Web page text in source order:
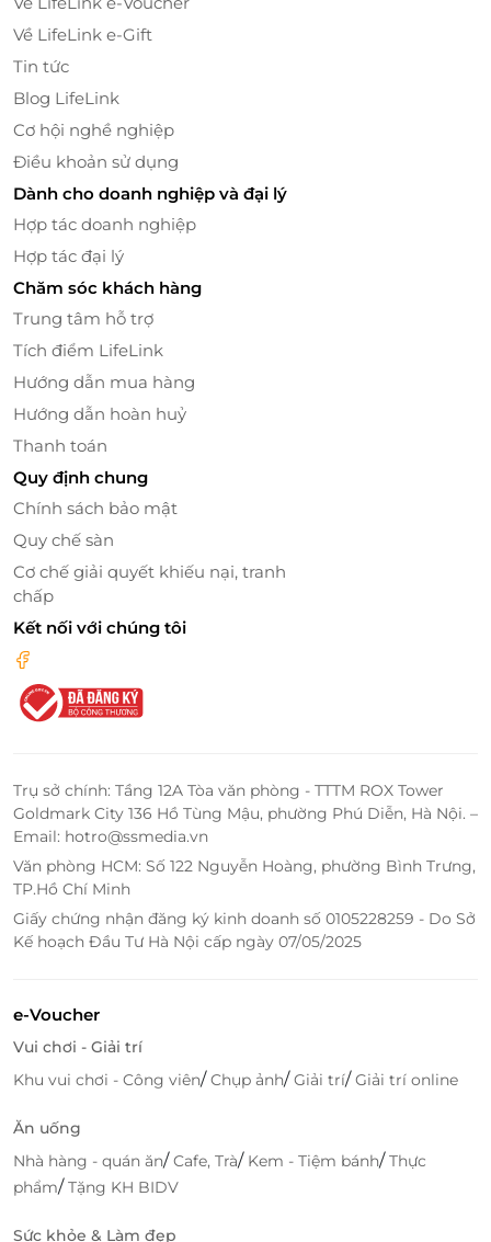
Space Immersive đều có thể chinh phục bạn. Người
lớn khách Việt cao từ 1m4 trở lên đều có thể sử
dụng vé này để tận hưởng toàn bộ 7 khu vực. Đặc
biệt, nơi đây cực kỳ lý tưởng cho các cặp đôi muốn
thích phong cách check-in cá tính.
Chi tiết vé và điều kiện áp dụng
Vé tham quan cơ bản tại X Space Immersive áp
dụng cho một khách người Việt từ 1m4 trở lên. Với
chủ đề gồm Tunnel LED 3D Mapping, rừng ánh sáng
vô cực, khu rừng nguyên sinh, hầm ma thuật, đại
dương bao la, xứ sở thần tiên, dome vũ trụ, cùng với
trải nghiệm tương tác tại khu Neo Art. Đây là gói vé
trọn vẹn để bạn có thể tận hưởng toàn bộ vẻ đẹp và
công nghệ của trải nghiệm công nghệ nhập vai.
Mua vé nghệ thuật công nghệ siêu
nhanh cùng LifeLink
Lợi ích khi đặt vé qua LifeLink
Tiết kiệm chi phí nhờ mức giá ưu đãi độc quyền.
Đặt vé mọi lúc - mọi nơi, chỉ cần vài thao tác đơn
Nhận e-Voucher nhanh chóng qua email, không
Về LifeLink e-Gift
Tin tức
Blog LifeLink
Cơ hội nghề nghiệp
Điều khoản sử dụng
Dành cho doanh nghiệp và đại lý
Hợp tác doanh nghiệp
Hợp tác đại lý
Chăm sóc khách hàng
Trung tâm hỗ trợ
Tích điểm LifeLink
Hướng dẫn mua hàng
Hướng dẫn hoàn huỷ
Thanh toán
Quy định chung
Chính sách bảo mật
Quy chế sàn
Cơ chế giải quyết khiếu nại, tranh
chấp
Kết nối với chúng tôi
Trụ sở chính: Tầng 12A Tòa văn phòng - TTTM ROX Tower
Goldmark City 136 Hồ Tùng Mậu, phường Phú Diễn, Hà Nội. –
Email: hotro@ssmedia.vn
Văn phòng HCM: Số 122 Nguyễn Hoàng, phường Bình Trưng,
TP.Hồ Chí Minh
Giấy chứng nhận đăng ký kinh doanh số 0105228259 - Do Sở
Kế hoạch Đầu Tư Hà Nội cấp ngày 07/05/2025
e-Voucher
Vui chơi - Giải trí
Khu vui chơi - Công viên/Chụp ảnh/Giải trí/Giải trí online
Ăn uống
Nhà hàng - quán ăn/Cafe, Trà/ Kem - Tiệm bánh/Thực
phẩm/Tặng KH BIDV
Sức khỏe & Làm đẹp